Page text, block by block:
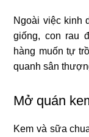
Ngoài việc kinh
giống, con rau
hàng muốn tự
quanh sân
Mở quán
Kem và sữa